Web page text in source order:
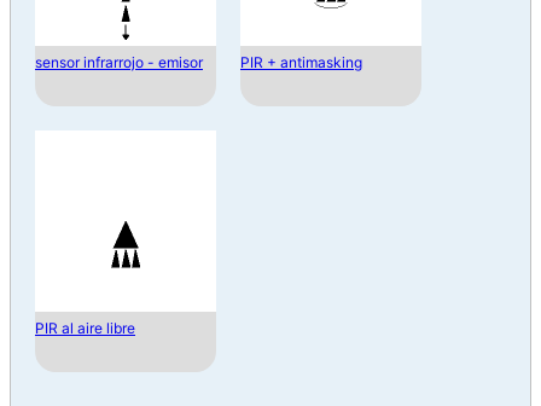
sensor infrarrojo - emisor PIR + antimasking
PIR al aire libre